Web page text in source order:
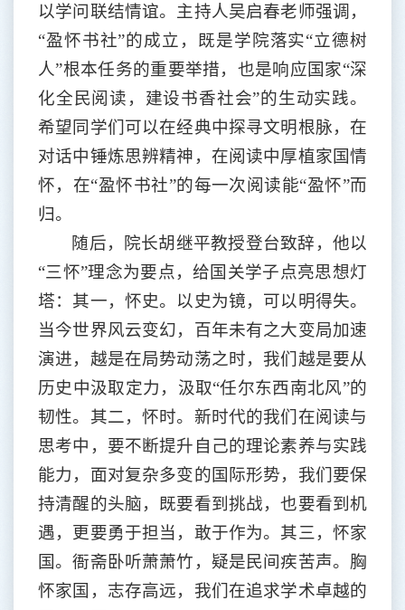
以学问联结情谊。主持人吴启春老师强调，
“盈怀书社”的成立，既是学院落实“立德树
人”根本任务的重要举措，也是响应国家“深
化全民阅读，建设书香社会”的生动实践。
希望同学们可以在经典中探寻文明根脉，在
对话中锤炼思辨精神，在阅读中厚植家国情
怀，在“盈怀书社”的每一次阅读能“盈怀”而
归。
随后，院长胡继平教授登台致辞，他以
“三怀”理念为要点，给国关学子点亮思想灯
塔：其一，怀史。以史为镜，可以明得失。
当今世界风云变幻，百年未有之大变局加速
演进，越是在局势动荡之时，我们越是要从
历史中汲取定力，汲取“任尔东西南北风”的
韧性。其二，怀时。新时代的我们在阅读与
思考中，要不断提升自己的理论素养与实践
能力，面对复杂多变的国际形势，我们要保
持清醒的头脑，既要看到挑战，也要看到机
遇，更要勇于担当，敢于作为。其三，怀家
国。衙斋卧听萧萧竹，疑是民间疾苦声。胸
怀家国，志存高远，我们在追求学术卓越的